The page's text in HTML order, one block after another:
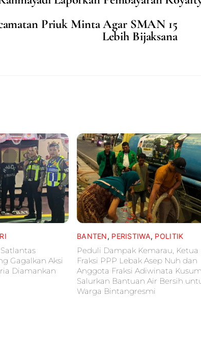
Priuk Minta Agar SMAN 15
Lebih Bijaksana
Gagalkan Aksi
Diamankan
BANTEN, PERISTIWA, POLITIK
Peduli Dampak Kemarau, Ketua
Fraksi PPP Lebak Asep Nuh dan
Anggota Fraksi Adiwinata
Salurkan Bantuan Air Bersih
Warga Bintangresmi